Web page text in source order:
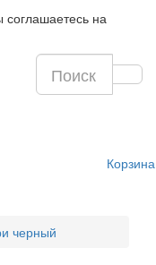
на
Корзина
черный